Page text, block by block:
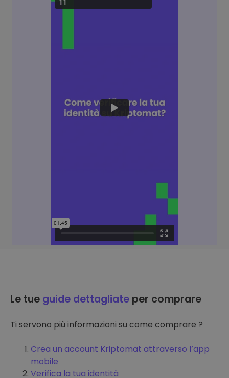
Le tue guide dettagliate per comprare
Ti servono più informazioni su come comprare ?
Crea un account Kriptomat attraverso l’app
mobile
Verifica la tua identità